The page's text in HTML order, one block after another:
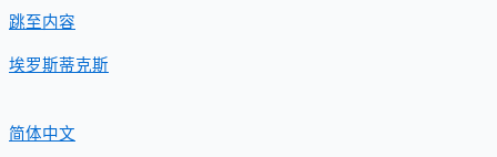
跳至内容
埃罗斯蒂克斯
简体中文